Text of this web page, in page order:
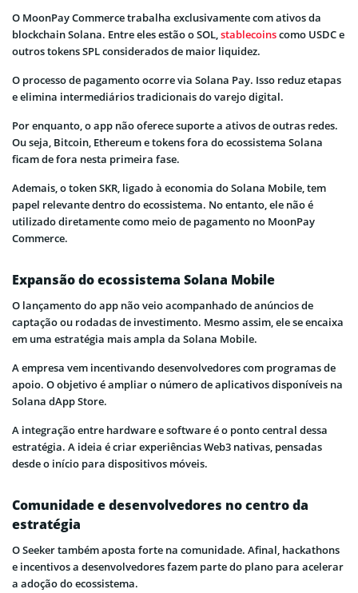
O MoonPay Commerce trabalha exclusivamente com ativos da
blockchain Solana. Entre eles estão o SOL,stablecoinscomo USDC e
outros tokens SPL considerados de maior liquidez.
O processo de pagamento ocorre via Solana Pay. Isso reduz etapas
e elimina intermediários tradicionais do varejo digital.
Por enquanto, o app não oferece suporte a ativos de outras redes.
Ou seja, Bitcoin, Ethereum e tokens fora do ecossistema Solana
ficam de fora nesta primeira fase.
Ademais, o token SKR, ligado à economia do Solana Mobile, tem
papel relevante dentro do ecossistema. No entanto, ele não é
utilizado diretamente como meio de pagamento no MoonPay
Commerce.
Expansão do ecossistema Solana Mobile
O lançamento do app não veio acompanhado de anúncios de
captação ou rodadas de investimento. Mesmo assim, ele se encaixa
em uma estratégia mais ampla da Solana Mobile.
A empresa vem incentivando desenvolvedores com programas de
apoio. O objetivo é ampliar o número de aplicativos disponíveis na
Solana dApp Store.
A integração entre hardware e software é o ponto central dessa
estratégia. A ideia é criar experiências Web3 nativas, pensadas
desde o início para dispositivos móveis.
Comunidade e desenvolvedores no centro da
estratégia
O Seeker também aposta forte na comunidade. Afinal, hackathons
e incentivos a desenvolvedores fazem parte do plano para acelerar
a adoção do ecossistema.